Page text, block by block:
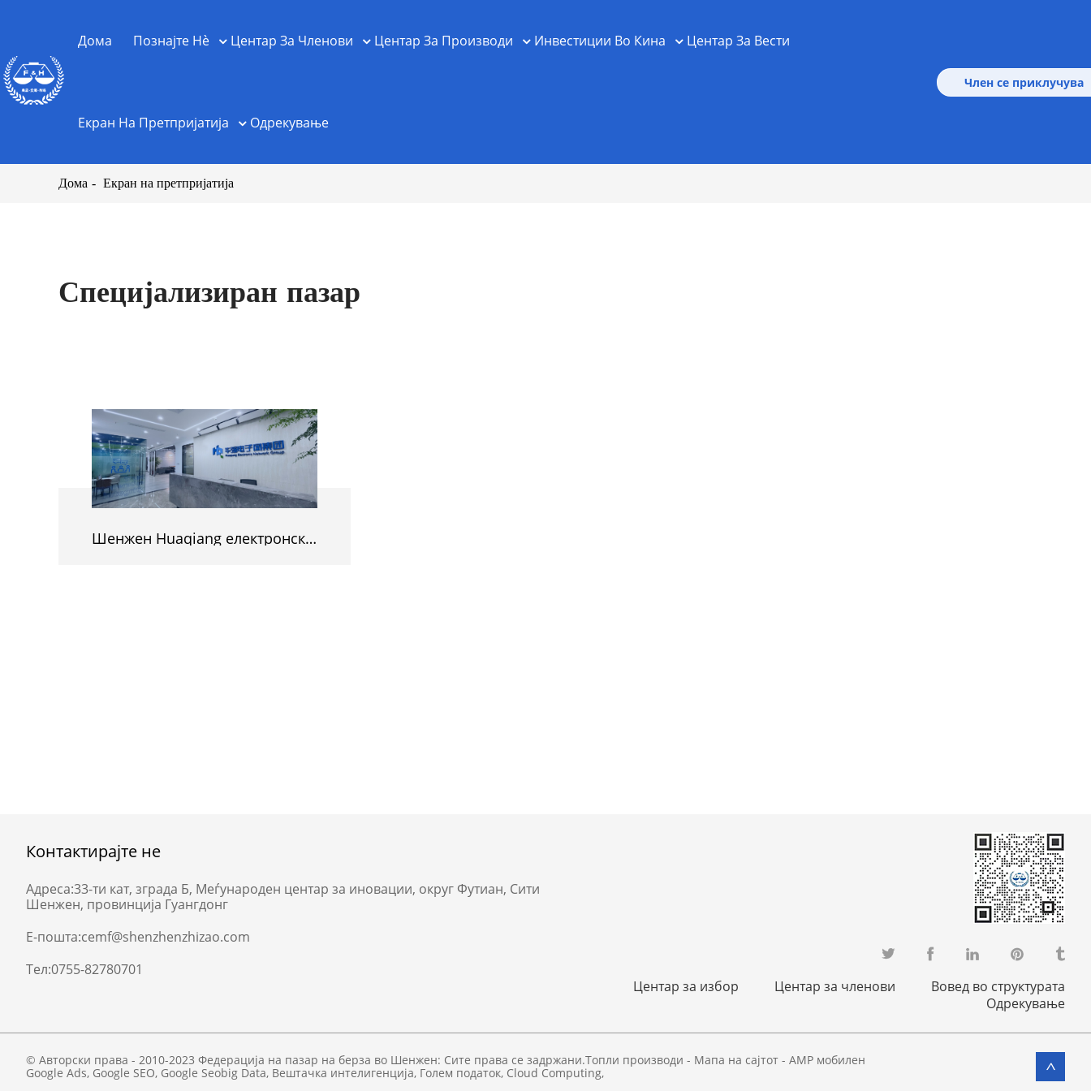
Дома Познајте Нè Центар За Членови Центар За Производи Инвестиции Во Кина Центар За Вести
Екран На Претпријатија Одрекување
Член се приклучува
Дома Екран на претпријатија
Специјализиран пазар
Шенжен Huaqiang електронска мрежа Group Co., LTD
Контактирајте не
Адреса:33-ти кат, зграда Б, Меѓународен центар за иновации, округ Футиан, Сити
Шенжен, провинција Гуангдонг
Е-пошта:cemf@shenzhenzhizao.com
Тел:0755-82780701
Центар за избор
Центар за членови
Вовед во структурата
Одрекување
© Авторски права - 2010-2023 Федерација на пазар на берза во Шенжен: Сите права се задржани.Топли производи - Мапа на сајтот - AMP мобилен
Google Ads, Google SEO, Google Seobig Data, Вештачка интелигенција, Голем податок, Cloud Computing, >